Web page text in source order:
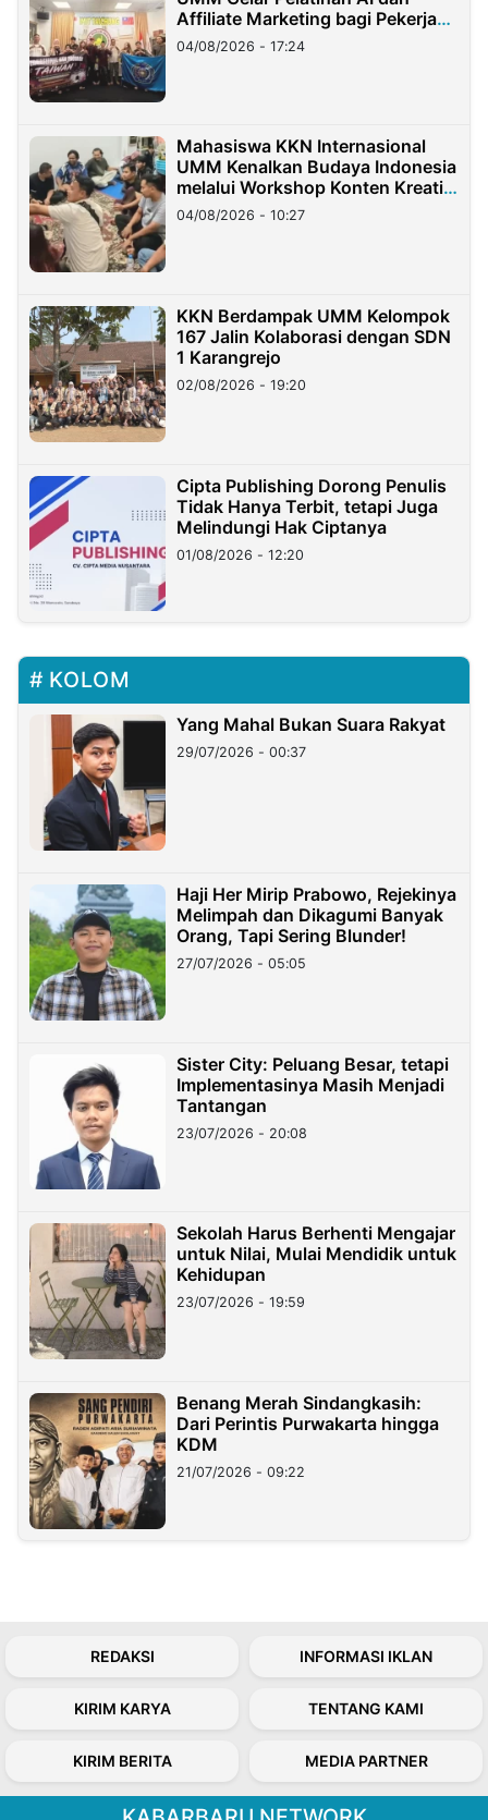
Affiliate Marketing bagi Pekerja
Migran Indonesia di Taiwan
04/08/2026 - 17:24
Mahasiswa KKN Internasional
UMM Kenalkan Budaya Indonesia
melalui Workshop Konten Kreatif
di Taiwan
04/08/2026 - 10:27
KKN Berdampak UMM Kelompok
167 Jalin Kolaborasi dengan SDN
1 Karangrejo
02/08/2026 - 19:20
Cipta Publishing Dorong Penulis
Tidak Hanya Terbit, tetapi Juga
Melindungi Hak Ciptanya
01/08/2026 - 12:20
KOLOM
Yang Mahal Bukan Suara Rakyat
29/07/2026 - 00:37
Haji Her Mirip Prabowo, Rejekinya
Melimpah dan Dikagumi Banyak
Orang, Tapi Sering Blunder!
27/07/2026 - 05:05
Sister City: Peluang Besar, tetapi
Implementasinya Masih Menjadi
Tantangan
23/07/2026 - 20:08
Sekolah Harus Berhenti Mengajar
untuk Nilai, Mulai Mendidik untuk
Kehidupan
23/07/2026 - 19:59
Benang Merah Sindangkasih:
Dari Perintis Purwakarta hingga
KDM
21/07/2026 - 09:22
REDAKSI INFORMASI IKLAN
KIRIM KARYA TENTANG KAMI
KIRIM BERITA MEDIA PARTNER